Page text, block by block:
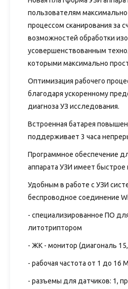
пользователям
процессом сканирования за
возможностей обработки
усовершенствованным
которыми максимально
Оптимизация рабочего
благодаря ускоренному
диагноза УЗ исследования.
Встроенная батарея
поддерживает 3 часа
Программное обеспечение
аппарата УЗИ имеет быстрое
Удобным в работе с УЗИ
беспроводное соединение
- специализированное ПО
литотриптором
- ЖК - монитор (диагональ
- рабочая частота от 1 до 16
- разъемы для датчиков: 1,